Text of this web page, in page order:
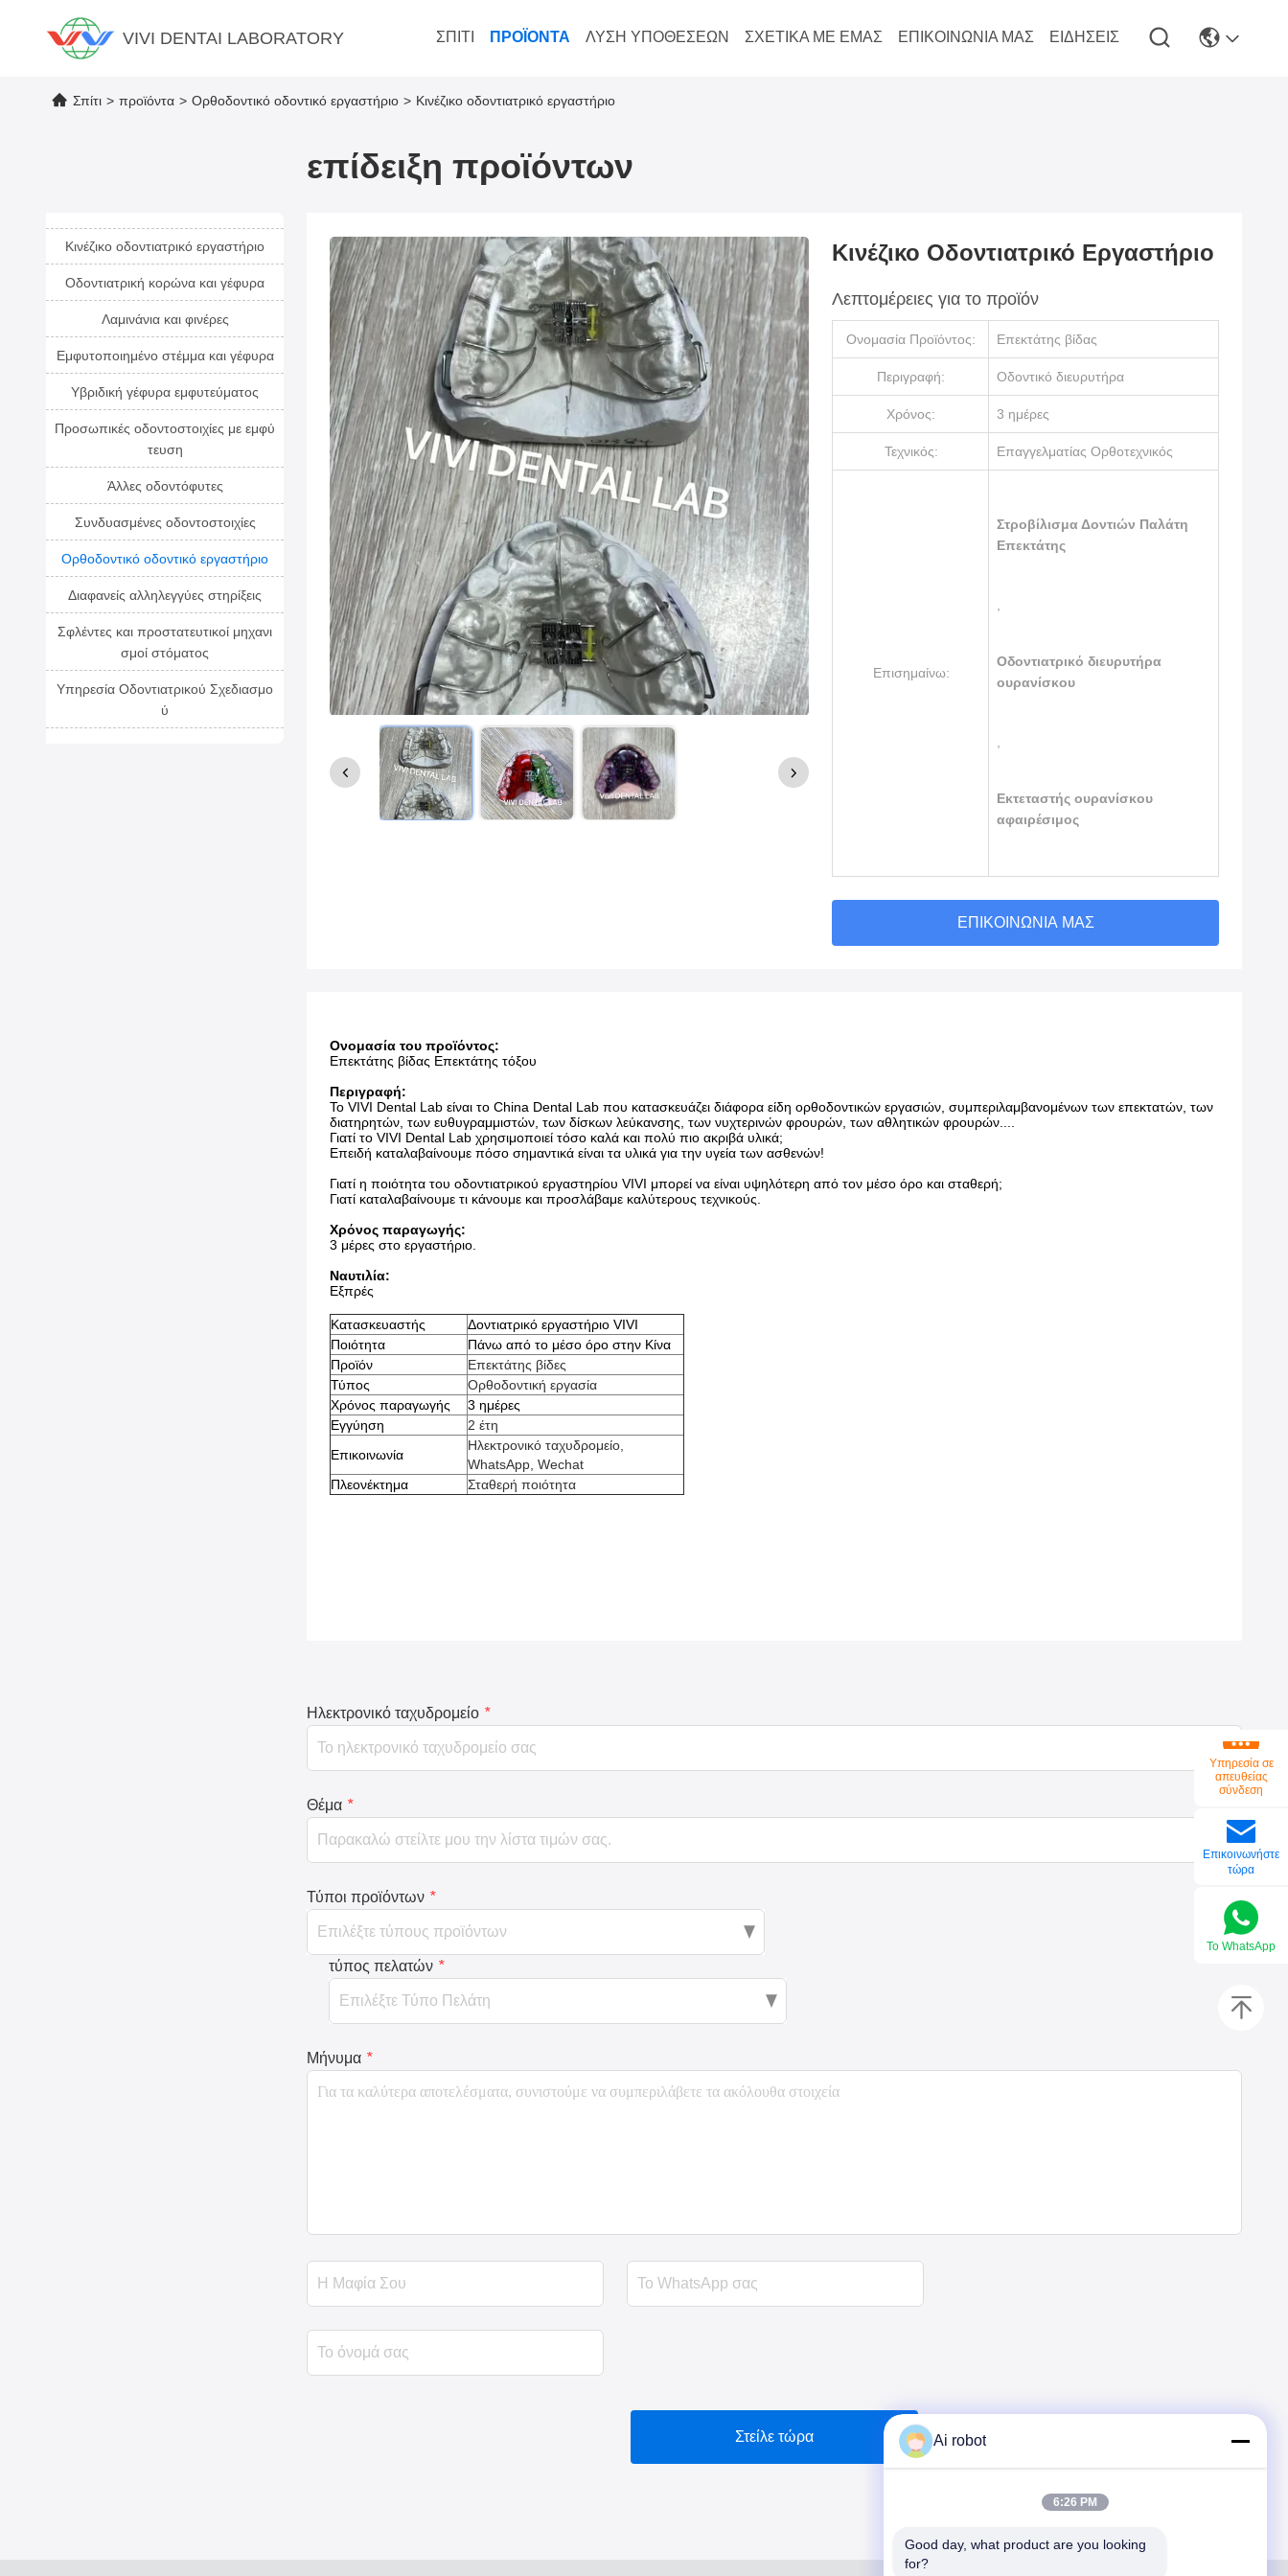
VIVI DENTAI LABORATORY ΣΠΊΤΙ ΠΡΟΪΌΝΤΑ ΛΎΣΗ ΥΠΟΘΈΣΕΩΝ ΣΧΕΤΙΚΆ ΜΕ ΕΜΆΣ ΕΠΙΚΟΙΝΩΝΊΑ ΜΑΣ ΕΙΔΉΣΕΙΣ
Σπίτι > προϊόντα > Ορθοδοντικό οδοντικό εργαστήριο > Κινέζικο οδοντιατρικό εργαστήριο
επίδειξη προϊόντων
Κινέζικο οδοντιατρικό εργαστήριο
Οδοντιατρική κορώνα και γέφυρα
Λαμινάνια και φινέρες
Εμφυτοποιημένο στέμμα και γέφυρα
Υβριδική γέφυρα εμφυτεύματος
Προσωπικές οδοντοστοιχίες με εμφύ
τευση
Άλλες οδοντόφυτες
Συνδυασμένες οδοντοστοιχίες
Ορθοδοντικό οδοντικό εργαστήριο
Διαφανείς αλληλεγγύες στηρίξεις
Σφλέντες και προστατευτικοί μηχανι
σμοί στόματος
Υπηρεσία Οδοντιατρικού Σχεδιασμο
ύ
Κινέζικο Οδοντιατρικό Εργαστήριο
Λεπτομέρειες για το προϊόν
Ονομασία Προϊόντος: Επεκτάτης βίδας
Περιγραφή: Οδοντικό διευρυτήρα
Χρόνος: 3 ημέρες
Τεχνικός: Επαγγελματίας Ορθοτεχνικός
Επισημαίνω:
Στροβίλισμα Δοντιών Παλάτη
Επεκτάτης
Οδοντιατρικό διευρυτήρα
ουρανίσκου
Εκτεταστής ουρανίσκου
αφαιρέσιμος
ΕΠΙΚΟΙΝΩΝΊΑ ΜΑΣ
Ονομασία του προϊόντος:
Επεκτάτης βίδας Επεκτάτης τόξου
Περιγραφή:
Το VIVI Dental Lab είναι το China Dental Lab που κατασκευάζει διάφορα είδη ορθοδοντικών εργασιών, συμπεριλαμβανομένων των επεκτατών, των
διατηρητών, των ευθυγραμμιστών, των δίσκων λεύκανσης, των νυχτερινών φρουρών, των αθλητικών φρουρών....
Γιατί το VIVI Dental Lab χρησιμοποιεί τόσο καλά και πολύ πιο ακριβά υλικά;
Επειδή καταλαβαίνουμε πόσο σημαντικά είναι τα υλικά για την υγεία των ασθενών!
Γιατί η ποιότητα του οδοντιατρικού εργαστηρίου VIVI μπορεί να είναι υψηλότερη από τον μέσο όρο και σταθερή;
Γιατί καταλαβαίνουμε τι κάνουμε και προσλάβαμε καλύτερους τεχνικούς.
Χρόνος παραγωγής:
3 μέρες στο εργαστήριο.
Ναυτιλία:
Εξπρές
Κατασκευαστής
Δοντιατρικό εργαστήριο VIVI
Ποιότητα
Πάνω από το μέσο όρο στην Κίνα
Προϊόν
Επεκτάτης βίδες
Τύπος
Ορθοδοντική εργασία
Χρόνος παραγωγής
3 ημέρες
Εγγύηση
2 έτη
Επικοινωνία
Ηλεκτρονικό ταχυδρομείο,
WhatsApp, Wechat
Πλεονέκτημα
Σταθερή ποιότητα
Ηλεκτρονικό ταχυδρομείο *
Θέμα *
Τύποι προϊόντων *
τύπος πελατών *
Μήνυμα *
Στείλε τώρα
Υπηρεσία σε
απευθείας
σύνδεση
Επικοινωνήστε
τώρα
Το WhatsApp
Ai robot
6:26 PM
Good day, what product are you looking
for?